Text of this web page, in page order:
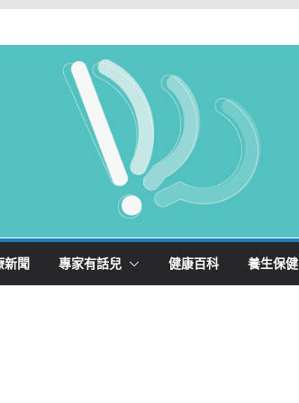
新聞 專家有話兒 健康百科 養生保健